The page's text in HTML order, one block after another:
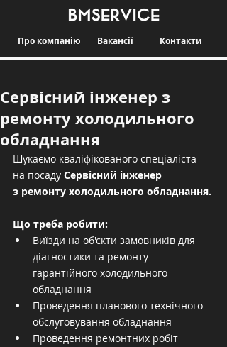
Про компанію Вакансії Контакти
Сервісний інженер з
ремонту холодильного
обладнання
Шукаємо кваліфікованого спеціаліста
на посаду Сервісний інженер
з ремонту холодильного обладнання.
Що треба робити:
Виїзди на об'єкти замовників для
діагностики та ремонту
гарантійного холодильного
обладнання
Проведення планового технічного
обслуговування обладнання
Проведення ремонтних робіт